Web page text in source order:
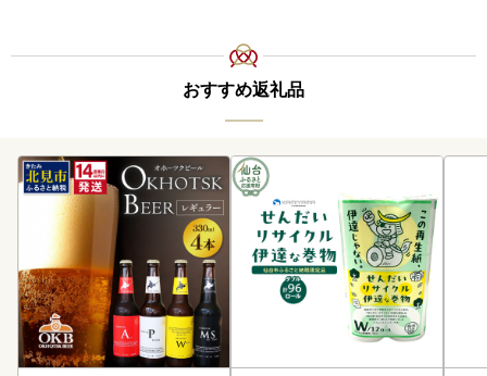
おすすめ返礼品